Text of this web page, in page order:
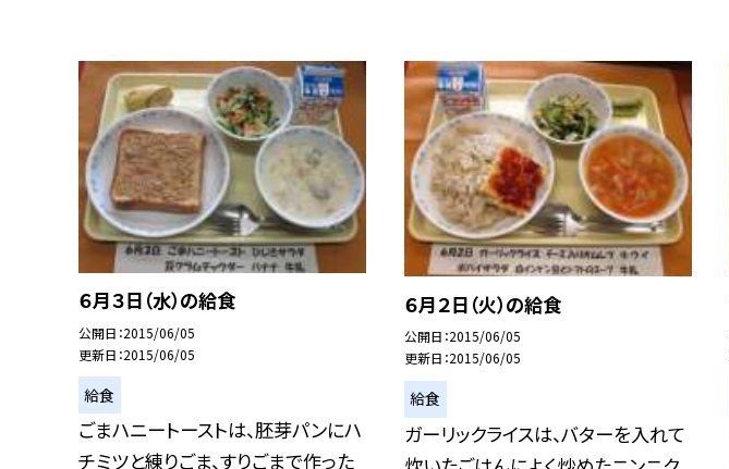
６月３日（水）の給食
公開日 2015/06/05
更新日 2015/06/05
給食
ごまハニートーストは、胚芽パンにハ
チミツと練りごま、すりごまで作った
６月２日（火）の給食
公開日 2015/06/05
更新日 2015/06/05
給食
ガーリックライスは、バターを入れて